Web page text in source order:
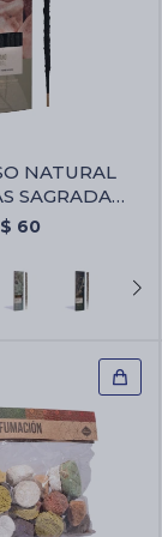
NATURAL
SAGRADA
X6 - Olibano
$ 60